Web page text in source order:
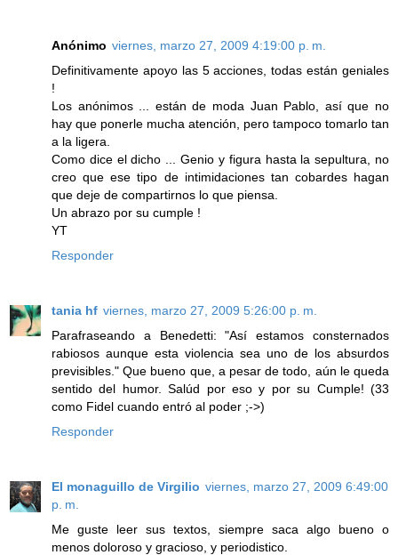
Anónimo viernes, marzo 27, 2009 4:19:00 p. m.
Definitivamente apoyo las 5 acciones, todas están geniales
!
Los anónimos ... están de moda Juan Pablo, así que no
hay que ponerle mucha atención, pero tampoco tomarlo tan
a la ligera.
Como dice el dicho ... Genio y figura hasta la sepultura, no
creo que ese tipo de intimidaciones tan cobardes hagan
que deje de compartirnos lo que piensa.
Un abrazo por su cumple !
YT
Responder
tania hf viernes, marzo 27, 2009 5:26:00 p. m.
Parafraseando a Benedetti: "Así estamos consternados
rabiosos aunque esta violencia sea uno de los absurdos
previsibles." Que bueno que, a pesar de todo, aún le queda
sentido del humor. Salúd por eso y por su Cumple! (33
como Fidel cuando entró al poder ;->)
Responder
El monaguillo de Virgilio viernes, marzo 27, 2009 6:49:00
p. m.
Me guste leer sus textos, siempre saca algo bueno o
menos doloroso y gracioso, y periodistico.